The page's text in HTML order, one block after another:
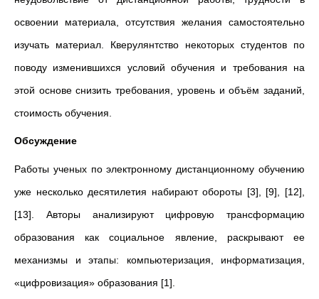
освоении материала, отсутствия желания самостоятельно
изучать материал. Кверулянтство некоторых студентов по
поводу изменившихся условий обучения и требования на
этой основе снизить требования, уровень и объём заданий,
стоимость обучения.
Обсуждение
Работы ученых по электронному дистанционному обучению
уже несколько десятилетия набирают обороты [3], [9], [12],
[13]. Авторы анализируют цифровую трансформацию
образования как социальное явление, раскрывают ее
механизмы и этапы: компьютеризация, информатизация,
«цифровизация» образования [1].